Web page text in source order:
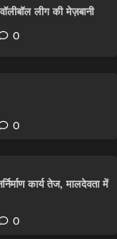
लीग की मेज़बानी
0
0
कार्य तेज, मालदेवता में
0